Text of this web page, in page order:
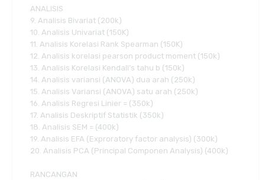
ANALISIS
9. Analisis Bivariat (200k)
10. Analisis Univariat (150K)
11. Analisis Korelasi Rank Spearman (150K)
12. Analisis korelasi pearson product moment (150k)
13. Analisis Korelasi Kendall’s tahu b (150k)
14. Analisis variansi (ANOVA) dua arah (250k)
15. Analisis Variansi (ANOVA) satu arah (250k)
16. Analisis Regresi Linier = (350k)
17. Analisis Deskriptif Statistik (350k)
18. Analisis SEM = (400k)
19. Analisis EFA (Exproratory factor analysis) (300k)
20. Analisis PCA (Principal Componen Analysis) (400k)
RANCANGAN